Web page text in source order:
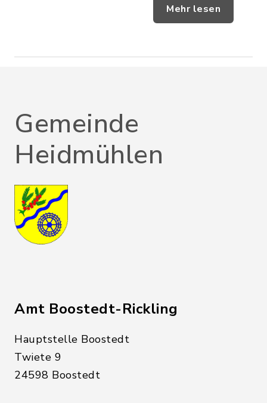
Mehr lesen
Gemeinde
Heidmühlen
Amt Boostedt-Rickling
Hauptstelle Boostedt
Twiete 9
24598 Boostedt